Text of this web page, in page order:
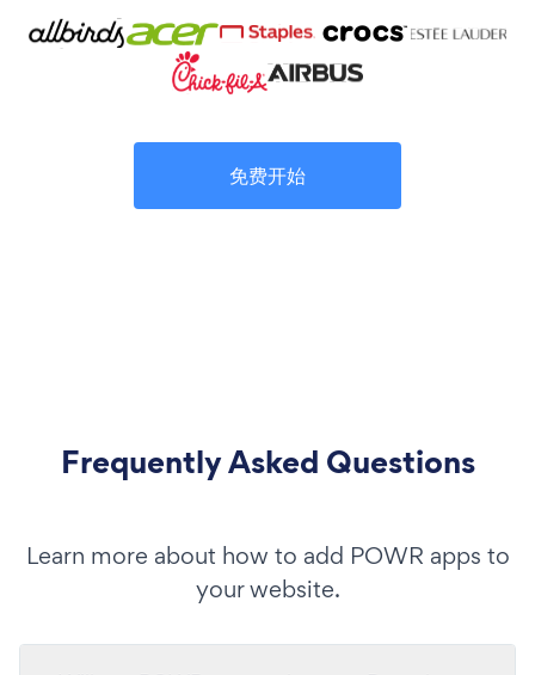
免费开始
Frequently Asked Questions
Learn more about how to add POWR apps to
your website.